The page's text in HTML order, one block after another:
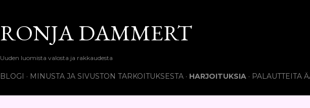
RONJA DAMMERT
Uuden luomista valosta ja rakkaudesta
BLOGI MINUSTA JA SIVUSTON TARKOITUKSESTA HARJOITUKSIA PALAUTTEITA